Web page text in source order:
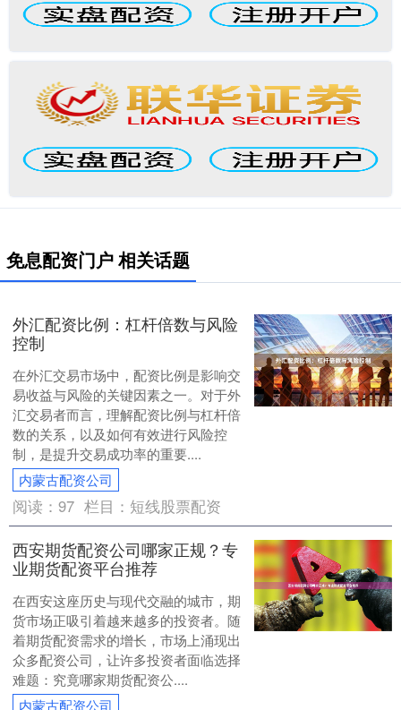
免息配资门户 相关话题
外汇配资比例：杠杆倍数与风险
控制
在外汇交易市场中，配资比例是影响交
易收益与风险的关键因素之一。对于外
汇交易者而言，理解配资比例与杠杆倍
数的关系，以及如何有效进行风险控
制，是提升交易成功率的重要....
内蒙古配资公司
阅读：97 栏目： 短线股票配资
西安期货配资公司哪家正规？专
业期货配资平台推荐
在西安这座历史与现代交融的城市，期
货市场正吸引着越来越多的投资者。随
着期货配资需求的增长，市场上涌现出
众多配资公司，让许多投资者面临选择
难题：究竟哪家期货配资公....
内蒙古配资公司